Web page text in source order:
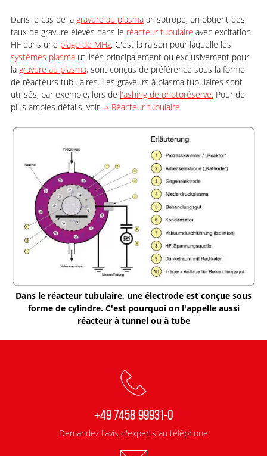
Dans le cas de la gravure au plasmaanisotrope, on obtient des
taux de gravure élevés dans le réacteur tubulaire avec excitation
HF dans une plage de MHz. C'est la raison pour laquelle les
systèmes plasma utilisés principalement ou exclusivement pour
la gravure au plasma, sont conçus de préférence sous la forme
de réacteurs tubulaires. Les graveurs à plasma tubulaires sont
utilisés, par exemple, lors de l'ashing de photoréserve.Pour de
plus amples détails, voir ⇒ Réacteur tubulaire
Dans le réacteur tubulaire, une électrode est conçue sous
forme de cylindre. C'est pourquoi on l'appelle aussi
réacteur à tunnel ou à tube
+49 7458 99931-0
Demandez l'avis d'experts au téléphone